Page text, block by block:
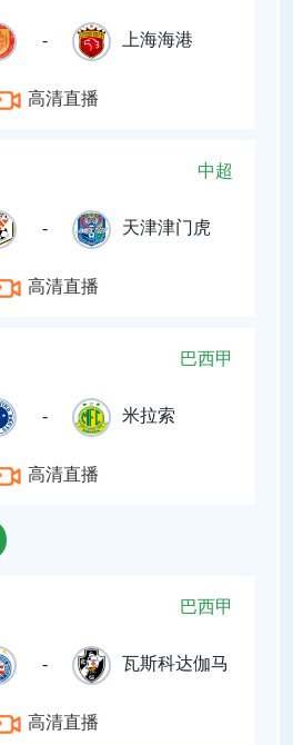
- 上海海港
高清直播
中超
- 天津津门虎
高清直播
巴西甲
- 米拉索
高清直播
巴西甲
- 瓦斯科达伽马
高清直播